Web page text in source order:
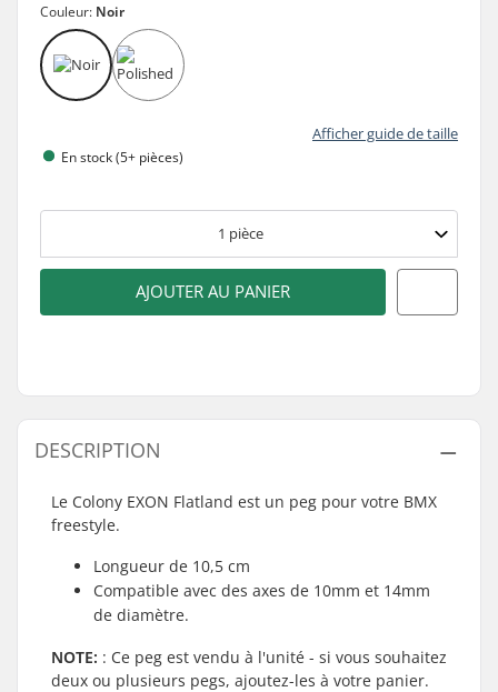
Couleur: Noir
Afficher guide de taille
En stock (5+ pièces)
1 pièce
AJOUTER AU PANIER
DESCRIPTION
Le Colony EXON Flatland est un peg pour votre BMX
freestyle.
Longueur de 10,5 cm
Compatible avec des axes de 10mm et 14mm
de diamètre.
NOTE: : Ce peg est vendu à l'unité - si vous souhaitez
deux ou plusieurs pegs, ajoutez-les à votre panier.